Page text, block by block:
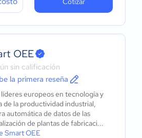
OEE
sin calificación
la primera reseña
europeos en tecnología y
de la productividad industrial,
automática de datos de las
de plantas de fabricaci...
Smart OEE